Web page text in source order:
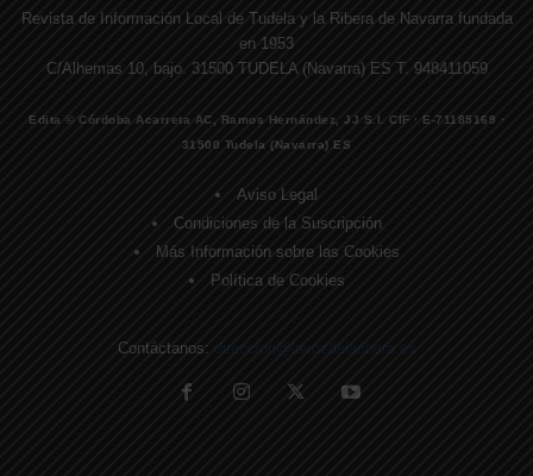
Revista de Información Local de Tudela y la Ribera de Navarra fundada
en 1953
C/Alhemas 10, bajo. 31500 TUDELA (Navarra) ES T. 948411059
Edita © Córdoba Acarreta AC, Ramos Hernández, JJ S.I. CIF · E-71185169 ·
31500 Tudela (Navarra) ES
Aviso Legal
Condiciones de la Suscripción
Más Información sobre las Cookies
Política de Cookies
Contáctanos: direccion@lavozdelaribera.es